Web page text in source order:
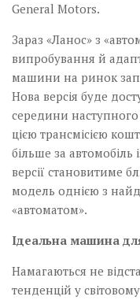
General Motors.
Зараз «Ланос» з
випробування й
машини на ринок
Нова версія буде
середини
цією трансмісією
більше за автомобіль
версії становитиме
модель однією з
«автоматом».
Ідеальна машина
Намагаються не
тенденцій у